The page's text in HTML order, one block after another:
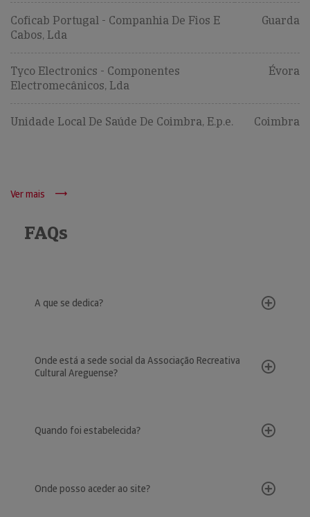
Coficab Portugal - Companhia De Fios E
Cabos, Lda
Guarda
Tyco Electronics - Componentes
Electromecânicos, Lda
Évora
Unidade Local De Saúde De Coimbra, E.p.e. Coimbra
Ver mais
FAQs
A que se dedica?
Onde está a sede social da Associação Recreativa
Cultural Areguense?
Quando foi estabelecida?
Onde posso aceder ao site?